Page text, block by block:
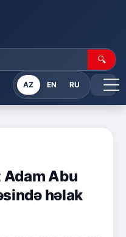
🔍
AZ EN RU
Abu
həlak